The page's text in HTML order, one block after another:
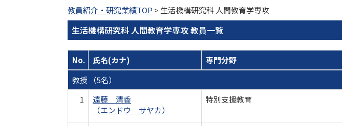
教員紹介・研究業績TOP > 生活機構研究科 人間教育学専攻
生活機構研究科 人間教育学専攻 教員一覧
No. 氏名(カナ)
専門分野
教授 （5名）
1
遠藤 清香
（エンドウ サヤカ）
特別支援教育